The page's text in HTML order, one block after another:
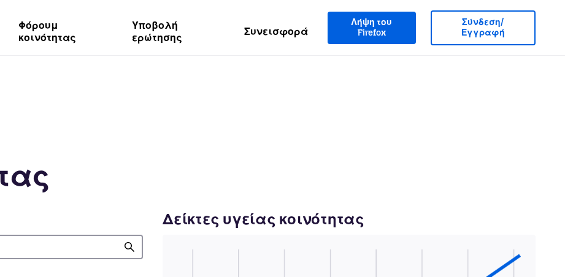
Φόρουμ
κοινότητας
Υποβολή
ερώτησης
Συνεισφορά
Λήψη του
Firefox
Σύνδεση/
Εγγραφή
Δείκτες υγείας κοινότητας